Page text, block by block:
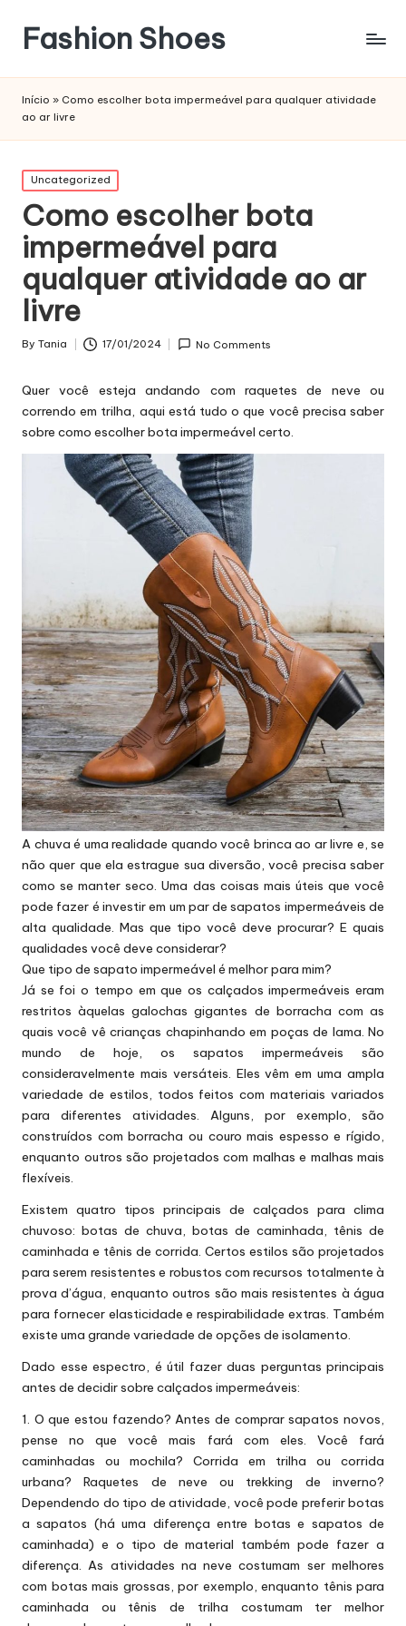
Fashion Shoes
Início » Como escolher bota impermeável para qualquer atividade
ao ar livre
Posted
in
Uncategorized
Como escolher bota
impermeável para
qualquer atividade ao ar
livre
Posted
By Tania 17/01/2024 No Comments
Quer você esteja andando com raquetes de neve ou
correndo em trilha, aqui está tudo o que você precisa saber
sobre como escolherbota impermeável certo.
A chuva é uma realidade quando você brinca ao ar livre e, se
não quer que ela estrague sua diversão, você precisa saber
como se manter seco. Uma das coisas mais úteis que você
pode fazer é investir em um par de sapatos impermeáveis de
alta qualidade. Mas que tipo você deve procurar? E quais
qualidades você deve considerar?
Que tipo de sapato impermeável é melhor para mim?
Já se foi o tempo em que os calçados impermeáveis eram
restritos àquelas galochas gigantes de borracha com as
quais você vê crianças chapinhando em poças de lama. No
mundo de hoje, os sapatos impermeáveis são
consideravelmente mais versáteis. Eles vêm em uma ampla
variedade de estilos, todos feitos com materiais variados
para diferentes atividades. Alguns, por exemplo, são
construídos com borracha ou couro mais espesso e rígido,
enquanto outros são projetados com malhas e malhas mais
flexíveis.
Existem quatro tipos principais de calçados para clima
chuvoso: botas de chuva, botas de caminhada, tênis de
caminhada e tênis de corrida. Certos estilos são projetados
para serem resistentes e robustos com recursos totalmente à
prova d’água, enquanto outros são mais resistentes à água
para fornecer elasticidade e respirabilidade extras. Também
existe uma grande variedade de opções de isolamento.
Dado esse espectro, é útil fazer duas perguntas principais
antes de decidir sobre calçados impermeáveis:
1. O que estou fazendo? Antes de comprar sapatos novos,
pense no que você mais fará com eles. Você fará
caminhadas ou mochila? Corrida em trilha ou corrida
urbana? Raquetes de neve ou trekking de inverno?
Dependendo do tipo de atividade, você pode preferir botas
a sapatos (há uma diferença entre botas e sapatos de
caminhada) e o tipo de material também pode fazer a
diferença. As atividades na neve costumam ser melhores
com botas mais grossas, por exemplo, enquanto tênis para
caminhada ou tênis de trilha costumam ter melhor